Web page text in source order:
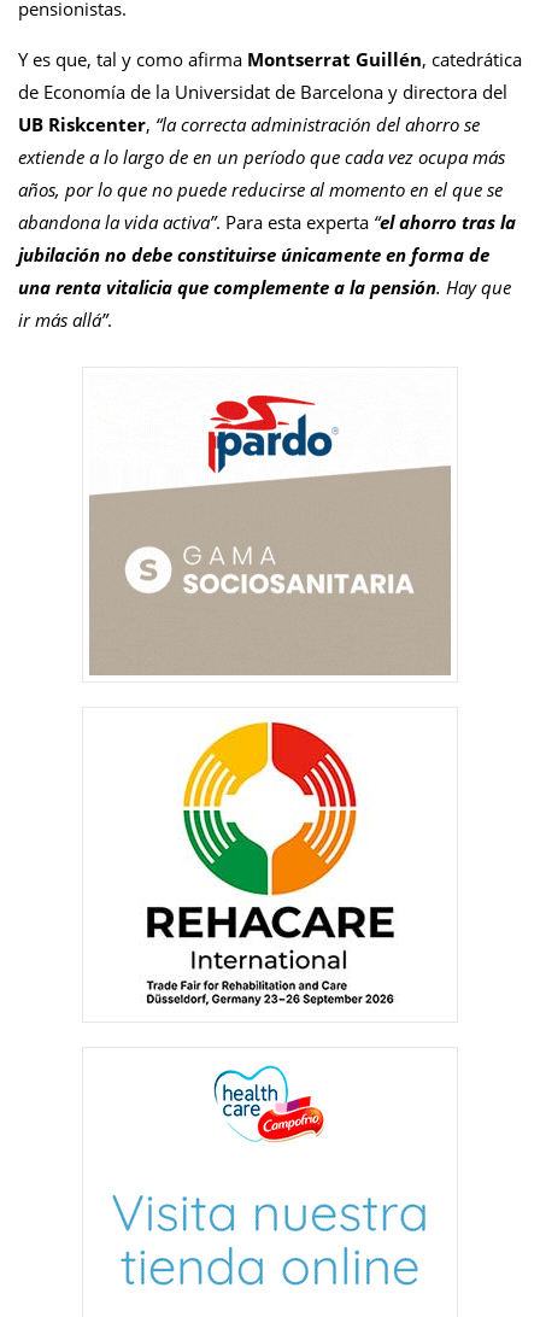
pensionistas.
Y es que, tal y como afirma Montserrat Guillén, catedrática
de Economía de la Universidat de Barcelona y directora del
UB Riskcenter, “la correcta administración del ahorro se
extiende a lo largo de en un período que cada vez ocupa más
años, por lo que no puede reducirse al momento en el que se
abandona la vida activa”. Para esta experta “el ahorro tras la
jubilación no debe constituirse únicamente en forma de
una renta vitalicia que complemente a la pensión. Hay que
ir más allá”.